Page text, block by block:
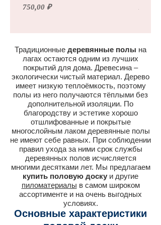
Цена
750,00 ₽
Традиционные деревянные полы на
лагах остаются одним из лучших
покрытий для дома. Древесина –
экологически чистый материал. Дерево
имеет низкую теплоёмкость, поэтому
полы из него получаются тёплыми без
дополнительной изоляции. По
благородству и эстетике хорошо
отшлифованные и покрытые
многослойным лаком деревянные полы
не имеют себе равных. При соблюдении
правил ухода за ними срок службы
деревянных полов исчисляется
многими десятками лет. Мы предлагаем
купить половую доску и другие
пиломатериалы в самом широком
ассортименте и на очень выгодных
условиях.
Основные характеристики